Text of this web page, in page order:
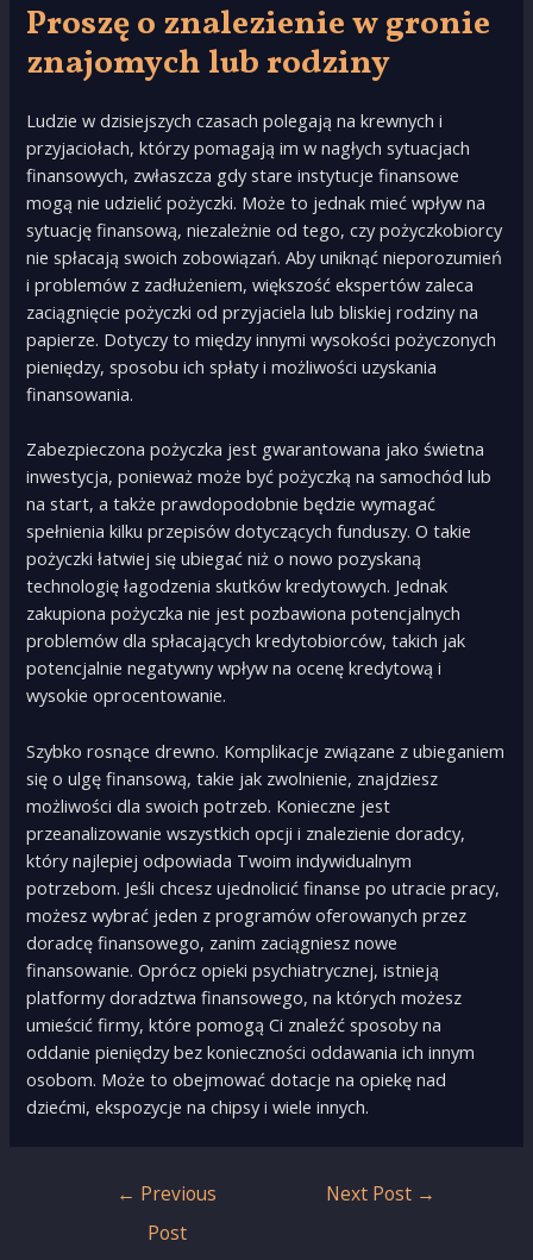
Proszę o znalezienie w gronie
znajomych lub rodziny
Ludzie w dzisiejszych czasach polegają na krewnych i
przyjaciołach, którzy pomagają im w nagłych sytuacjach
finansowych, zwłaszcza gdy stare instytucje finansowe
mogą nie udzielić pożyczki. Może to jednak mieć wpływ na
sytuację finansową, niezależnie od tego, czy pożyczkobiorcy
nie spłacają swoich zobowiązań. Aby uniknąć nieporozumień
i problemów z zadłużeniem, większość ekspertów zaleca
zaciągnięcie pożyczki od przyjaciela lub bliskiej rodziny na
papierze. Dotyczy to między innymi wysokości pożyczonych
pieniędzy, sposobu ich spłaty i możliwości uzyskania
finansowania.
Zabezpieczona pożyczka jest gwarantowana jako świetna
inwestycja, ponieważ może być pożyczką na samochód lub
na start, a także prawdopodobnie będzie wymagać
spełnienia kilku przepisów dotyczących funduszy. O takie
pożyczki łatwiej się ubiegać niż o nowo pozyskaną
technologię łagodzenia skutków kredytowych. Jednak
zakupiona pożyczka nie jest pozbawiona potencjalnych
problemów dla spłacających kredytobiorców, takich jak
potencjalnie negatywny wpływ na ocenę kredytową i
wysokie oprocentowanie.
Szybko rosnące drewno. Komplikacje związane z ubieganiem
się o ulgę finansową, takie jak zwolnienie, znajdziesz
możliwości dla swoich potrzeb. Konieczne jest
przeanalizowanie wszystkich opcji i znalezienie doradcy,
który najlepiej odpowiada Twoim indywidualnym
potrzebom. Jeśli chcesz ujednolicić finanse po utracie pracy,
możesz wybrać jeden z programów oferowanych przez
doradcę finansowego, zanim zaciągniesz nowe
finansowanie. Oprócz opieki psychiatrycznej, istnieją
platformy doradztwa finansowego, na których możesz
umieścić firmy, które pomogą Ci znaleźć sposoby na
oddanie pieniędzy bez konieczności oddawania ich innym
osobom. Może to obejmować dotacje na opiekę nad
dziećmi, ekspozycje na chipsy i wiele innych.
← Previous
Post
Next Post →